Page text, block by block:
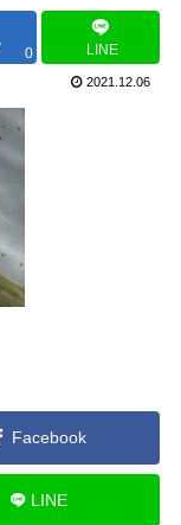
0 LINE
2021.12.06
Facebook
LINE